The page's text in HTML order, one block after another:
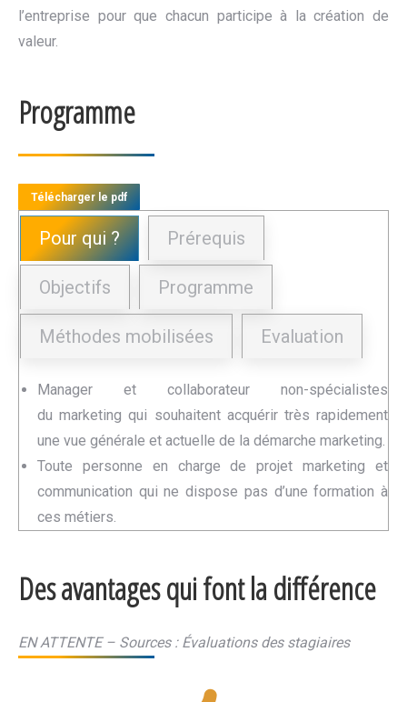
l’entreprise pour que chacun participe à la création de
valeur.
Programme
Télécharger le pdf
Pour qui ? Prérequis
Objectifs Programme
Méthodes mobilisées Evaluation
Manager et collaborateur non-spécialistes
du marketing qui souhaitent acquérir très rapidement
une vue générale et actuelle de la démarche marketing.
Toute personne en charge de projet marketing et
communication qui ne dispose pas d’une formation à
ces métiers.
Des avantages qui font la différence
EN ATTENTE – Sources : Évaluations des stagiaires